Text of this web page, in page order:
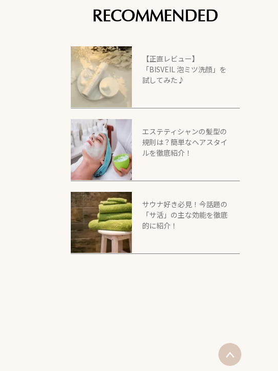
RECOMMENDED
【正直レビュー】
「BISVEIL 泡ミツ洗顔」を
試してみた♪
エステティシャンの髪型の
規則は？簡単なヘアスタイ
ルを徹底紹介！
サウナ好き必見！今話題の
「サ活」の主な効能を徹底
的に紹介！